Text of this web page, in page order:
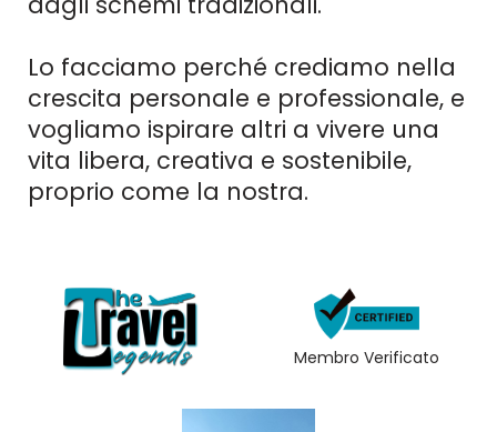
Lo facciamo perché crediamo nella
crescita personale e professionale, e
vogliamo ispirare altri a vivere una
vita libera, creativa e sostenibile,
proprio come la nostra.
Membro Verificato